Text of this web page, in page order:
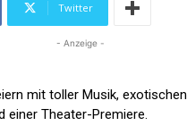
Twitter
- Anzeige -
mit toller Musik, exotischen
einer Theater-Premiere.